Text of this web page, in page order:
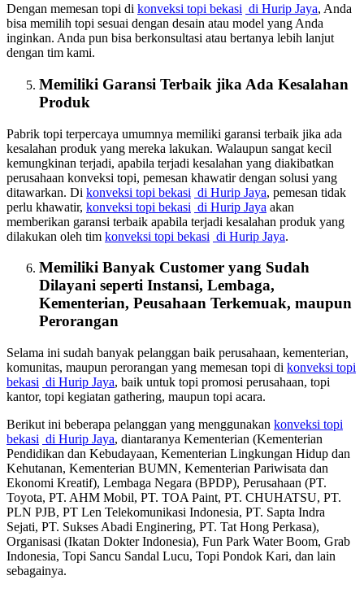
Dengan memesan topi di konveksi topi bekasi di Hurip Jaya, Anda
bisa memilih topi sesuai dengan desain atau model yang Anda
inginkan. Anda pun bisa berkonsultasi atau bertanya lebih lanjut
dengan tim kami.
Memiliki Garansi Terbaik jika Ada Kesalahan
Produk
Pabrik topi terpercaya umumnya memiliki garansi terbaik jika ada
kesalahan produk yang mereka lakukan. Walaupun sangat kecil
kemungkinan terjadi, apabila terjadi kesalahan yang diakibatkan
perusahaan konveksi topi, pemesan khawatir dengan solusi yang
ditawarkan. Di konveksi topi bekasi di Hurip Jaya, pemesan tidak
perlu khawatir, konveksi topi bekasi di Hurip Jaya akan
memberikan garansi terbaik apabila terjadi kesalahan produk yang
dilakukan oleh tim konveksi topi bekasi di Hurip Jaya.
Memiliki Banyak Customer yang Sudah
Dilayani seperti Instansi, Lembaga,
Kementerian, Peusahaan Terkemuak, maupun
Perorangan
Selama ini sudah banyak pelanggan baik perusahaan, kementerian,
komunitas, maupun perorangan yang memesan topi di konveksi topi
bekasi di Hurip Jaya, baik untuk topi promosi perusahaan, topi
kantor, topi kegiatan gathering, maupun topi acara.
Berikut ini beberapa pelanggan yang menggunakan konveksi topi
bekasi di Hurip Jaya, diantaranya Kementerian (Kementerian
Pendidikan dan Kebudayaan, Kementerian Lingkungan Hidup dan
Kehutanan, Kementerian BUMN, Kementerian Pariwisata dan
Ekonomi Kreatif), Lembaga Negara (BPDP), Perusahaan (PT.
Toyota, PT. AHM Mobil, PT. TOA Paint, PT. CHUHATSU, PT.
PLN PJB, PT Len Telekomunikasi Indonesia, PT. Sapta Indra
Sejati, PT. Sukses Abadi Enginering, PT. Tat Hong Perkasa),
Organisasi (Ikatan Dokter Indonesia), Fun Park Water Boom, Grab
Indonesia, Topi Sancu Sandal Lucu, Topi Pondok Kari, dan lain
sebagainya.